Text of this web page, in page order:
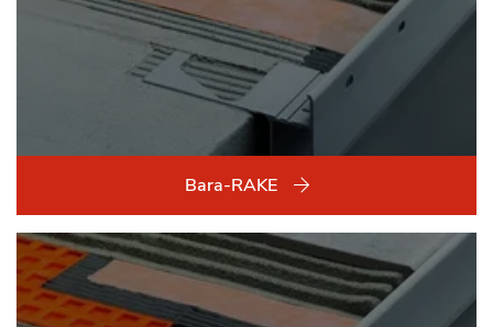
Bara-RAKE